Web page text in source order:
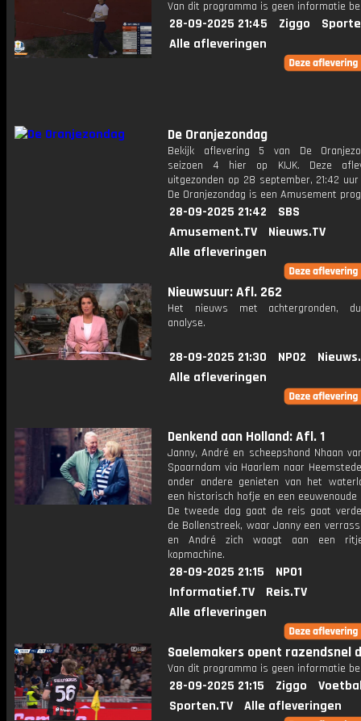
Van dit programma is geen informatie
28-09-2025 21:45 Ziggo
Alle afleveringen
De Oranjezondag
Bekijk aflevering 5 van De
seizoen 4 hier op KIJK. Deze
uitgezonden op 28 september, 21:42
De Oranjezondag is een Amusement
28-09-2025 21:42
SBS
Amusement.TV
Nieuws.TV
Alle afleveringen
Nieuwsuur: Afl. 262
Het nieuws met achtergronden,
analyse.
28-09-2025 21:30 NPO2
Alle afleveringen
Denkend aan Holland: Afl. 1
Janny, André en scheepshond Nhaan
Spaarndam via Haarlem naar
onder andere genieten van het
een historisch hofje en een eeuwenoude
De tweede dag gaat de reis gaat
de Bollenstreek, waar Janny een
en André zich waagt aan een
kopmachine.
28-09-2025 21:15
NPO1
Informatief.TV
Reis.TV
Alle afleveringen
Saelemakers opent razendsnel
Van dit programma is geen informatie
28-09-2025 21:15 Ziggo
Sporten.TV
Alle afleveringen